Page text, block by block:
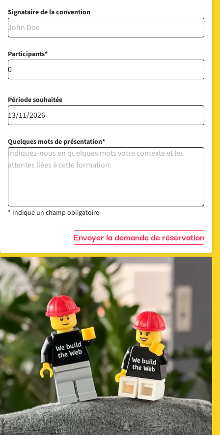
Signataire de la convention
Participants
Période souhaitée
Quelques mots de présentation
* Indique un champ obligatoire
Envoyer la demande de réservation